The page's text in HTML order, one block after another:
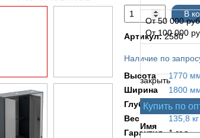
В
От 50 000
От 100 000
закрыть
Купить по
Имя
Артикул:2580
Наличие по
Высота
1770
Ширина
1800
Глубина
658 мм
Вес
135,8 кг
Гарантия
1 год